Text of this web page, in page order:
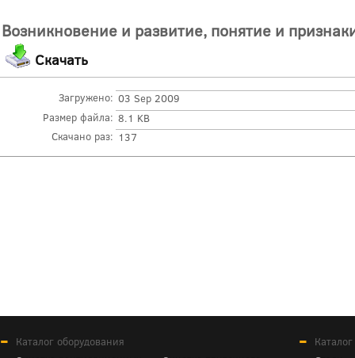
Возникновение и развитие, понятие и
Скачать
Загружено: 03 Sep 2009
Размер файла: 8.1 KB
Скачано раз: 137
Каталог оборудования